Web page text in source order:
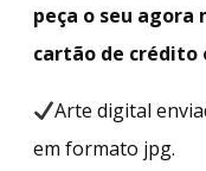
peça o seu agora
cartão de crédito
Arte digital
em formato jpg.